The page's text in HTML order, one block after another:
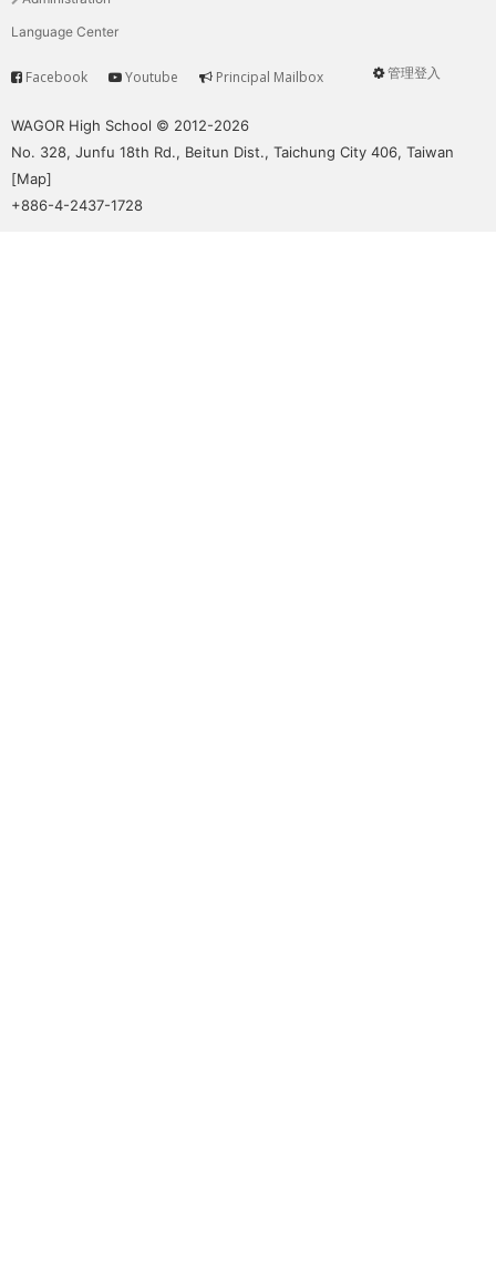
Language Center
User
管理登入
Service
Facebook Youtube Principal Mailbox
WAGOR High School © 2012-2026
No. 328, Junfu 18th Rd., Beitun Dist., Taichung City 406, Taiwan
[Map]
+886-4-2437-1728